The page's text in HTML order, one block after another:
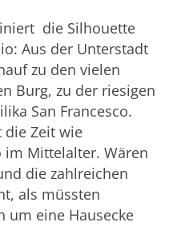
die Silhouette
Aus der Unterstadt
zu den vielen
Burg, zu der riesigen
San Francesco.
die Zeit wie
Mittelalter. Wären
die zahlreichen
als müssten
um eine Hausecke